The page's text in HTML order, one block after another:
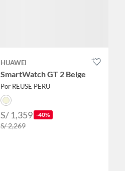
HUAWEI
SmartWatch GT 2 Beige
Por REUSE PERU
S/ 1,359 -40%
S/ 2,269